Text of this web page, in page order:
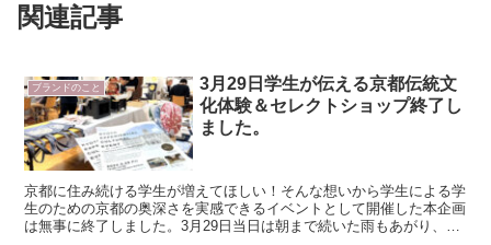
関連記事
ブランドのこと
3月29日学生が伝える京都伝統文
化体験＆セレクトショップ終了し
ました。
京都に住み続ける学生が増えてほしい！そんな想いから学生による学
生のための京都の奥深さを実感できるイベントとして開催した本企画
は無事に終了しました。3月29日当日は朝まで続いた雨もあがり、ぬ